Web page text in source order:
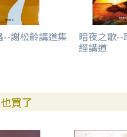
--謝松齡講道集 暗夜之歌--
經講道
買了